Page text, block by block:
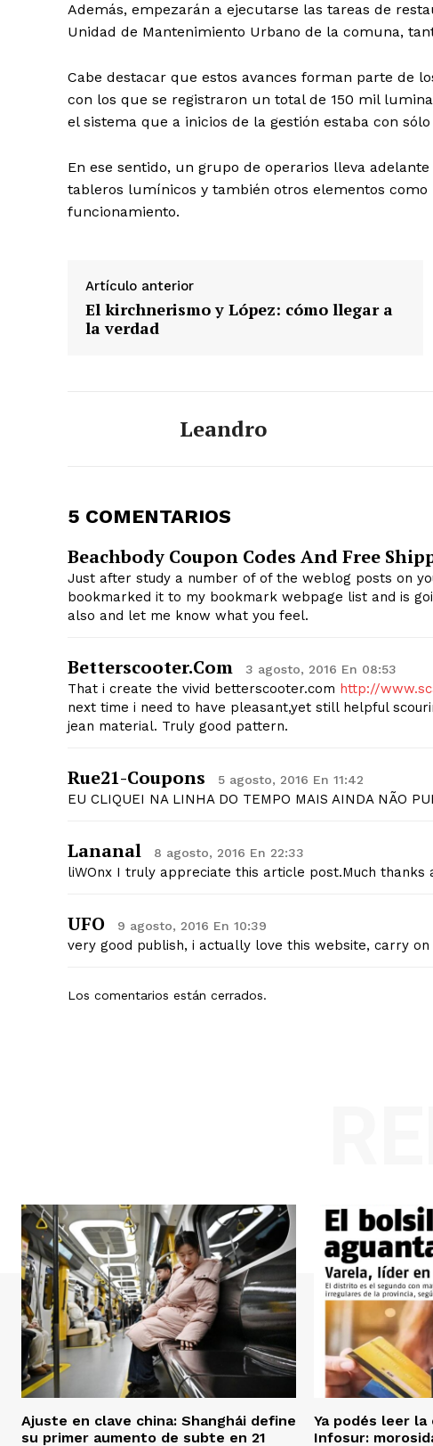
Además, empezarán a ejecutarse las tareas de
Unidad de Mantenimiento Urbano de la comuna,
Cabe destacar que estos avances forman parte de
con los que se registraron un total de 150 mil
el sistema que a inicios de la gestión estaba con
En ese sentido, un grupo de operarios lleva
tableros lumínicos y también otros elementos
funcionamiento.
Artículo anterior
El kirchnerismo y López: cómo llegar a
la verdad
Leandro
5 COMENTARIOS
Beachbody Coupon Codes And Free
Just after study a number of of the weblog posts on
bookmarked it to my bookmark webpage list and is
also and let me know what you feel.
Betterscooter.com 3 agosto, 2016 En 08:53
That i create the vivid betterscooter.com http://
next time i need to have pleasant,yet still helpful
jean material. Truly good pattern.
Rue21-Coupons 5 agosto, 2016 En 11:42
EU CLIQUEI NA LINHA DO TEMPO MAIS AINDA NÃO
Lananal 8 agosto, 2016 En 22:33
liWOnx I truly appreciate this article post.Much thanks
UFO 9 agosto, 2016 En 10:39
very good publish, i actually love this website, carry on
Los comentarios están cerrados.
Ajuste en clave china: Shanghái define
su primer aumento de subte en 21
Ya podés leer la
Infosur: